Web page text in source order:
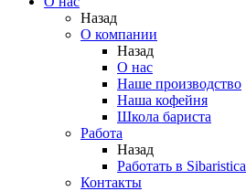
Назад
O компании
Назад
О нас
Наше производство
Наша кофейня
Школа бариста
Работа
Назад
Работать в Sibaristica
Контакты